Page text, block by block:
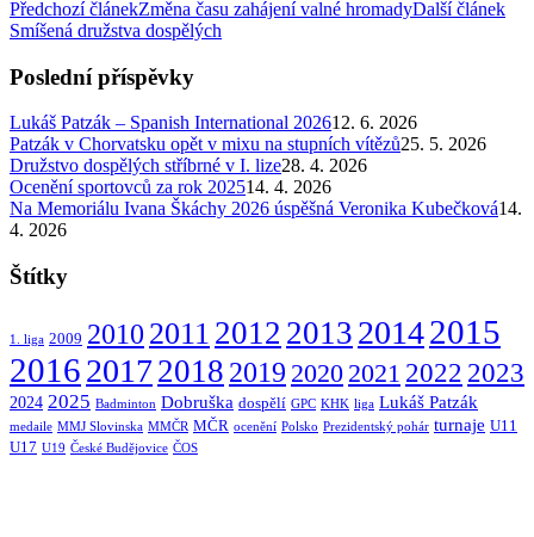
Předchozí článekZměna času zahájení valné hromadyDalší článek
Smíšená družstva dospělých
Poslední příspěvky
Lukáš Patzák – Spanish International 202612. 6. 2026
Patzák v Chorvatsku opět v mixu na stupních vítězů25. 5. 2026
Družstvo dospělých stříbrné v I. lize28. 4. 2026
Ocenění sportovců za rok 202514. 4. 2026
Na Memoriálu Ivana Škáchy 2026 úspěšná Veronika Kubečková14.
4. 2026
Štítky
1. liga 2009 2010 2011 2012 2013 20142015
201620172018 2019 2020 2021 2022 2023
2024 2025 Badminton Dobruška dospělí GPC KHK liga Lukáš Patzák
medaile MMJ Slovinska MMČR MČR ocenění Polsko Prezidentský pohár turnaje U11
U17 U19 České Budějovice ČOS